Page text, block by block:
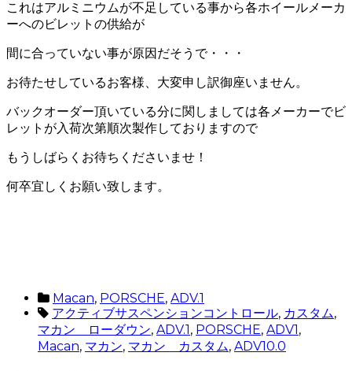
これはアルミニウムが不足している事から各ホイールメーカ
ーへのビレットの供給が
間に合っていない事が原因だそうで・・・
お待たせしているお客様、大変申し訳御座いません。
バックオーダー頂いている分に関しましては各メーカーでビ
レットが入荷次第順次製作しておりますので
もうしばらくお待ちくださいませ！
何卒宜しくお願い致します。
Macan, PORSCHE, ADV.1
アクティブサスペンションコントロール, カスタム,
マカン ローダウン, ADV.1, PORSCHE, ADV1,
Macan, マカン, マカン カスタム, ADV10.0